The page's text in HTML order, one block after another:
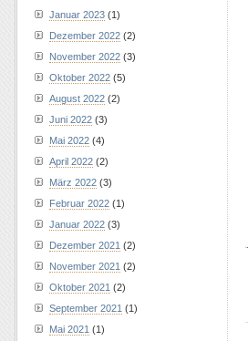
Januar 2023 (1)
Dezember 2022 (2)
November 2022 (3)
Oktober 2022 (5)
August 2022 (2)
Juni 2022 (3)
Mai 2022 (4)
April 2022 (2)
März 2022 (3)
Februar 2022 (1)
Januar 2022 (3)
Dezember 2021 (2)
November 2021 (2)
Oktober 2021 (2)
September 2021 (1)
Mai 2021 (1)